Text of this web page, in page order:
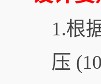
1.根
压